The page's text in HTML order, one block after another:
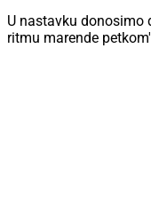
U nastavku donosimo
ritmu marende petkom'